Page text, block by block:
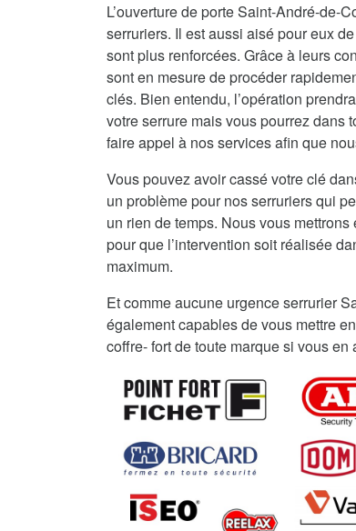
L’ouverture de porte Saint-André-de-
serruriers. Il est aussi aisé pour eux
sont plus renforcées. Grâce à leurs
sont en mesure de procéder
clés. Bien entendu, l’opération
votre serrure mais vous pourrez dans
faire appel à nos services afin que
Vous pouvez avoir cassé votre clé
un problème pour nos serruriers qui
un rien de temps. Nous vous
pour que l’intervention soit réalisée
maximum.
Et comme aucune urgence serrurier
également capables de vous mettre
coffre- fort de toute marque si vous